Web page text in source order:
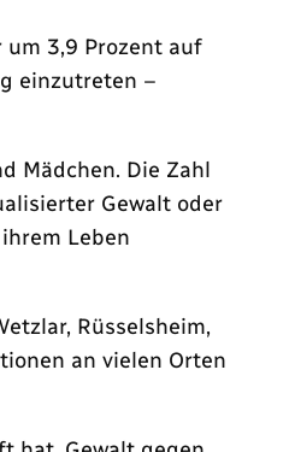
3,9 Prozent auf
einzutreten –
Mädchen. Die Zahl
Gewalt oder
Leben
Rüsselsheim,
an vielen Orten